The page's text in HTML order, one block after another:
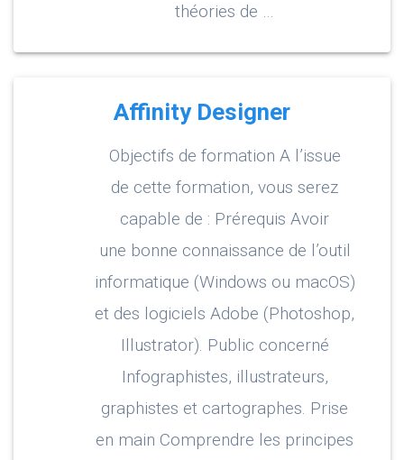
théories de …
Affinity Designer
Objectifs de formation A l’issue
de cette formation, vous serez
capable de : Prérequis Avoir
une bonne connaissance de l’outil
informatique (Windows ou macOS)
et des logiciels Adobe (Photoshop,
Illustrator). Public concerné
Infographistes, illustrateurs,
graphistes et cartographes. Prise
en main Comprendre les principes